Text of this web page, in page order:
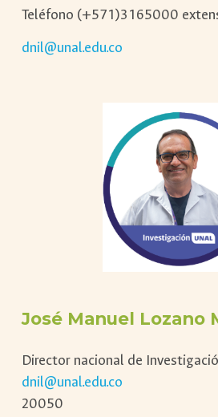
Teléfono (+571)3165000
dnil@unal.edu.co
José Manuel Lozano
Director nacional de
dnil@unal.edu.co
20050